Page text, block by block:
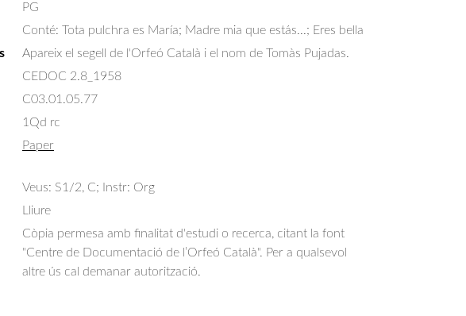
PG
Conté: Tota pulchra es María; Madre mia que estás...; Eres bella
Apareix el segell de l'Orfeó Català i el nom de Tomàs Pujadas.
CEDOC 2.8_1958
C03.01.05.77
1Qd rc
Paper
Veus: S1/2, C; Instr: Org
Lliure
Còpia permesa amb finalitat d'estudi o recerca, citant la font
"Centre de Documentació de l’Orfeó Català". Per a qualsevol
altre ús cal demanar autorització.